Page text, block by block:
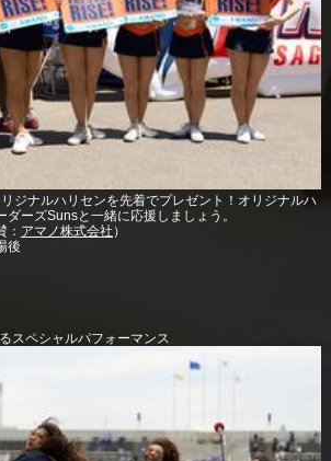
ジナルハリセンを先着でプレゼント！オリジナルハ
ダーズSunsと一緒に応援しましょう。
： アマノ株式会社 ）
後
スペシャルパフォーマンス